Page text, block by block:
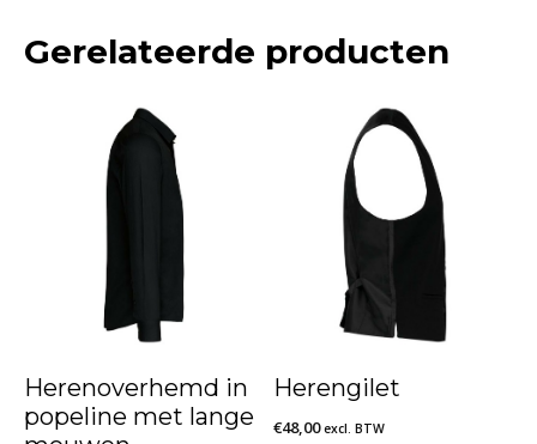
Gerelateerde producten
Herenoverhemd in
popeline met lange
Herengilet
€48,00 excl. BTW